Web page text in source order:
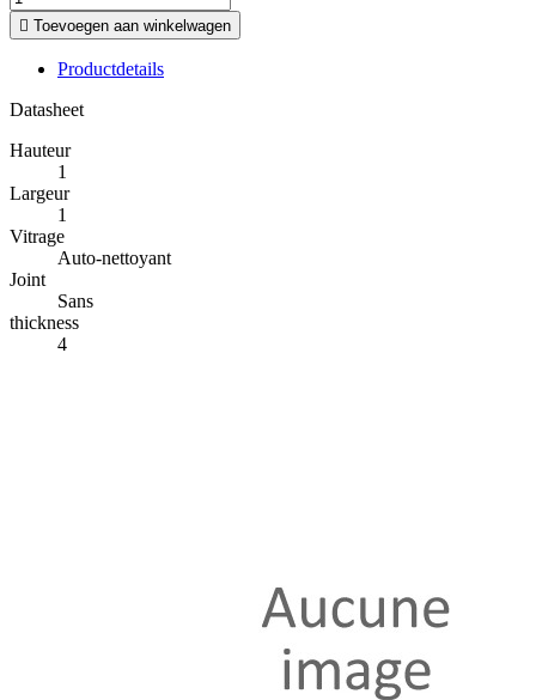
 Toevoegen aan winkelwagen
Productdetails
Datasheet
Hauteur
1
Largeur
1
Vitrage
Auto-nettoyant
Joint
Sans
thickness
4